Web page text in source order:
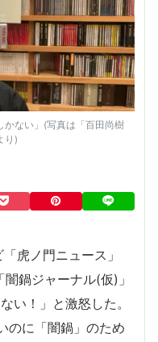
かない」(写真は「百田尚樹
り)
虎ノ門ニュース」
鍋ジャーナル(仮)」
い！」と激怒した。
のに「闇鍋」のため